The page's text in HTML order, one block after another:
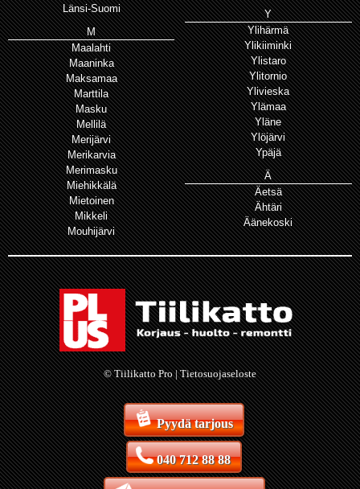
Länsi-Suomi
M
Maalahti
Maaninka
Maksamaa
Marttila
Masku
Mellilä
Merijärvi
Merikarvia
Merimasku
Miehikkälä
Mietoinen
Mikkeli
Mouhijärvi
Y
Ylihärmä
Ylikiiminki
Ylistaro
Ylitornio
Ylivieska
Ylämaa
Yläne
Ylöjärvi
Ypäjä
Ä
Äetsä
Ähtäri
Äänekoski
© Tiilikatto Pro |Tietosuojaseloste
Pyydä tarjous
040 712 88 88